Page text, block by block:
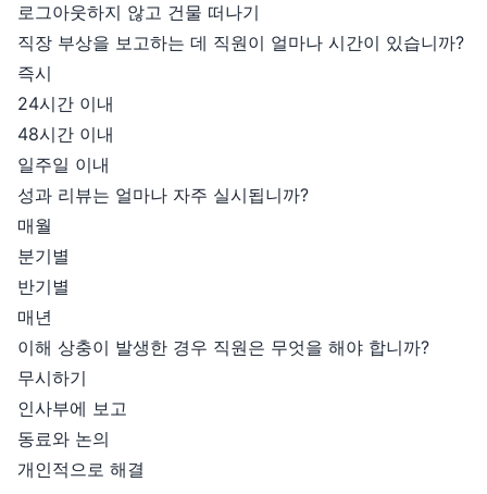
로그아웃하지 않고 건물 떠나기
직장 부상을 보고하는 데 직원이 얼마나 시간이 있습니까?
즉시
24시간 이내
48시간 이내
일주일 이내
성과 리뷰는 얼마나 자주 실시됩니까?
매월
분기별
반기별
매년
이해 상충이 발생한 경우 직원은 무엇을 해야 합니까?
무시하기
인사부에 보고
동료와 논의
개인적으로 해결